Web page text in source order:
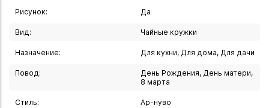
- сервировки в стиле модерн или ар-нуво;
- дополнения коллекции художественной посуды;
- подарка ценителям искусства, дизайна и творчества
Альфонса Мухи.
Кому подойдёт
Рисунок: Да
Вид: Чайные кружки
Назначение: Для кухни, Для дома, Для дачи
Повод:
День Рождения, День матери,
8 марта
Стиль: Ар-нуво